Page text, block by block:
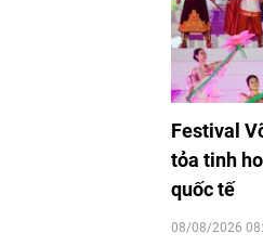
Festival
tỏa tinh
quốc tế
08/08/2026